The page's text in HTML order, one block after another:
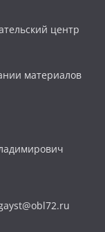
центр
материалов